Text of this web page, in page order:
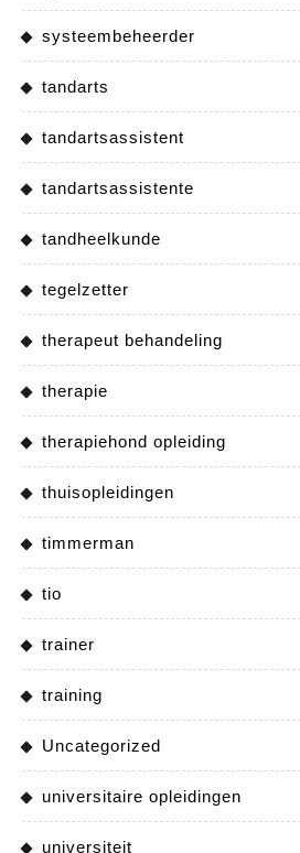
systeembeheerder
tandarts
tandartsassistent
tandartsassistente
tandheelkunde
tegelzetter
therapeut behandeling
therapie
therapiehond opleiding
thuisopleidingen
timmerman
tio
trainer
training
Uncategorized
universitaire opleidingen
universiteit